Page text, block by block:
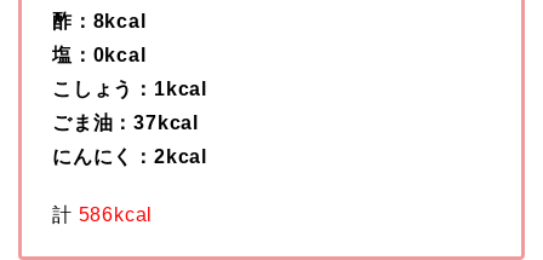
酢：8kcal
塩：0kcal
こしょう：1kcal
ごま油：37kcal
にんにく：2kcal
計 586kcal